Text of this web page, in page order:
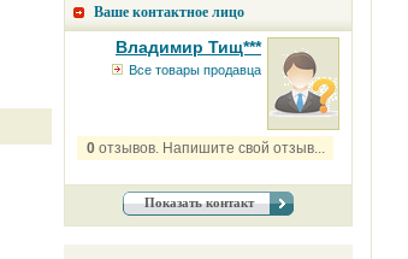
Ваше контактное лицо
Владимир Тищ***
Все товары продавца
0отзывов. Напишите свой отзыв...
Показать контакт